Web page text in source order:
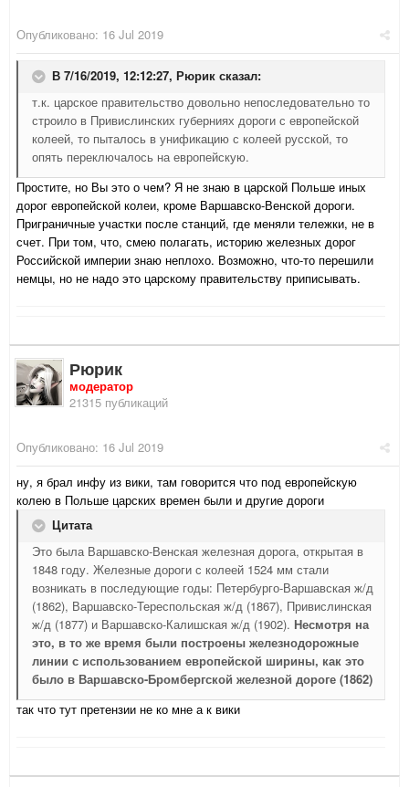
Опубликовано: 16 Jul 2019
В 7/16/2019, 12:12:27, Рюрик сказал:
т.к. царское правительство довольно непоследовательно то
строило в Привислинских губерниях дороги с европейской
колеей, то пыталось в унификацию с колеей русской, то
опять переключалось на европейскую.
Простите, но Вы это о чем? Я не знаю в царской Польше иных
дорог европейской колеи, кроме Варшавско-Венской дороги.
Приграничные участки после станций, где меняли тележки, не в
счет. При том, что, смею полагать, историю железных дорог
Российской империи знаю неплохо. Возможно, что-то перешили
немцы, но не надо это царскому правительству приписывать.
Рюрик
модератор
21315 публикаций
Опубликовано: 16 Jul 2019
ну, я брал инфу из вики, там говорится что под европейскую
колею в Польше царских времен были и другие дороги
Цитата
Это была Варшавско-Венская железная дорога, открытая в
1848 году. Железные дороги с колеей 1524 мм стали
возникать в последующие годы: Петербурго-Варшавская ж/д
(1862), Варшавско-Тереспольская ж/д (1867), Привислинская
ж/д (1877) и Варшавско-Калишская ж/д (1902). Несмотря на
это, в то же время были построены железнодорожные
линии с использованием европейской ширины, как это
было в Варшавско-Бромбергской железной дороге (1862)
так что тут претензии не ко мне а к вики